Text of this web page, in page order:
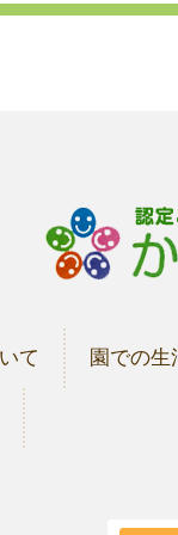
て 園での生